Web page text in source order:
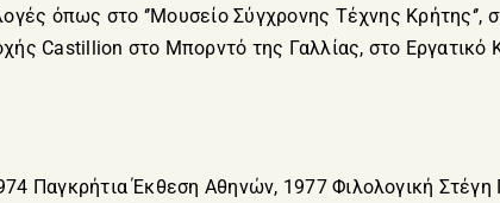
όπως στο ‘’Μουσείο Σύγχρονης Τέχνης
Castillion στο Μπορντό της Γαλλίας, στο
Παγκρήτια Έκθεση Αθηνών, 1977 Φιλολογική Στέγη